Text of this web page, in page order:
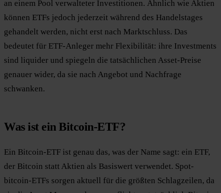
an einem Pool verwalteter Investitionen. Ähnlich wie Aktien
können ETFs jedoch jederzeit während des Handelstages
gehandelt werden, nicht erst nach Marktschluss. Das
bedeutet für ETF-Anleger mehr Flexibilität: ihre Investments
sind liquider und spiegeln die tatsächlichen Asset-Preise
genauer wider, da sie nach Angebot und Nachfrage
schwanken.
Was ist ein Bitcoin-ETF?
Ein Bitcoin-ETF ist genau das, was der Name sagt: ein ETF,
der Bitcoin statt Aktien als Basiswert verwendet. Spot-
bitcoin-ETFs sorgen aktuell für die größten Schlagzeilen, da